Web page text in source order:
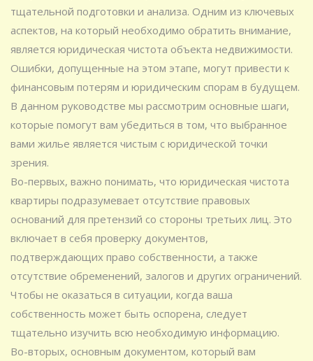
тщательной подготовки и анализа. Одним из ключевых
аспектов, на который необходимо обратить внимание,
является юридическая чистота объекта недвижимости.
Ошибки, допущенные на этом этапе, могут привести к
финансовым потерям и юридическим спорам в будущем.
В данном руководстве мы рассмотрим основные шаги,
которые помогут вам убедиться в том, что выбранное
вами жилье является чистым с юридической точки
зрения.
Во-первых, важно понимать, что юридическая чистота
квартиры подразумевает отсутствие правовых
оснований для претензий со стороны третьих лиц. Это
включает в себя проверку документов,
подтверждающих право собственности, а также
отсутствие обременений, залогов и других ограничений.
Чтобы не оказаться в ситуации, когда ваша
собственность может быть оспорена, следует
тщательно изучить всю необходимую информацию.
Во-вторых, основным документом, который вам